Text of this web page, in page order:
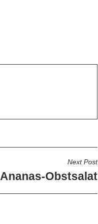
Next Post
Ananas-Obstsalat